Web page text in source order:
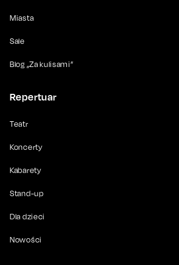
Miasta
Sale
Blog „Za kulisami”
Repertuar
Teatr
Koncerty
Kabarety
Stand-up
Dla dzieci
Nowości